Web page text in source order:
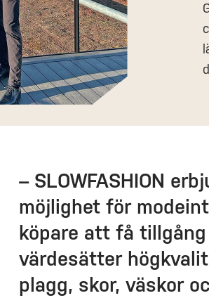
– SLOWFASHION
möjlighet för
köpare att få
värdesätter
plagg, skor, väskor